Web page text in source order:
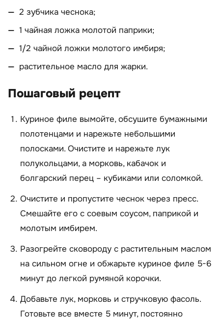
2 зубчика чеснока;
1 чайная ложка молотой паприки;
1/2 чайной ложки молотого имбиря;
растительное масло для жарки.
Пошаговый рецепт
Куриное филе вымойте, обсушите бумажными
полотенцами и нарежьте небольшими
полосками. Очистите и нарежьте лук
полукольцами, а морковь, кабачок и
болгарский перец – кубиками или соломкой.
Очистите и пропустите чеснок через пресс.
Смешайте его с соевым соусом, паприкой и
молотым имбирем.
Разогрейте сковороду с растительным маслом
на сильном огне и обжарьте куриное филе 5-6
минут до легкой румяной корочки.
Добавьте лук, морковь и стручковую фасоль.
Готовьте все вместе 5 минут, постоянно